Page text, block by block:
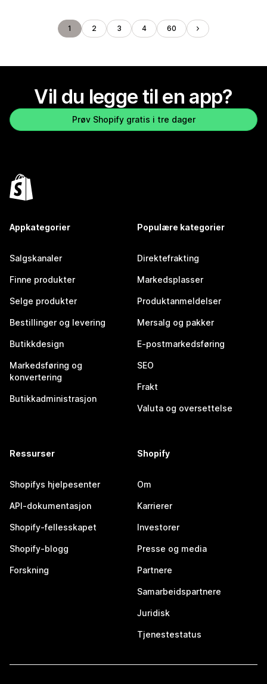
1 2 3 4 60
Vil du legge til en app?
Prøv Shopify gratis i tre dager
Appkategorier
Salgskanaler
Finne produkter
Selge produkter
Bestillinger og levering
Butikkdesign
Markedsføring og
konvertering
Butikkadministrasjon
Populære kategorier
Direktefrakting
Markedsplasser
Produktanmeldelser
Mersalg og pakker
E-postmarkedsføring
SEO
Frakt
Valuta og oversettelse
Ressurser
Shopifys hjelpesenter
API-dokumentasjon
Shopify-fellesskapet
Shopify-blogg
Forskning
Shopify
Om
Karrierer
Investorer
Presse og media
Partnere
Samarbeidspartnere
Juridisk
Tjenestestatus